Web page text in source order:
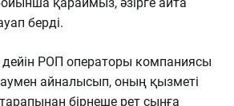
берді.
дейін РОП операторы компаниясы
айналысып, оның қызметі
бірнеше рет сынға